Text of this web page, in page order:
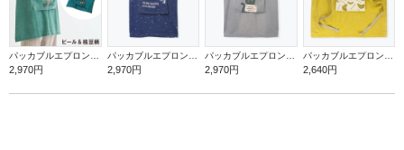
2,970円 2,970円 2,970円 2,640円